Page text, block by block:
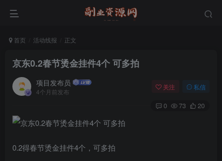
首页 活动线报 正文
京东0.2春节烫金挂件4个 可多拍
项目发布员
4个月前发布
关注 私信
0 73 20
0.2得春节烫金挂件4个，可多拍